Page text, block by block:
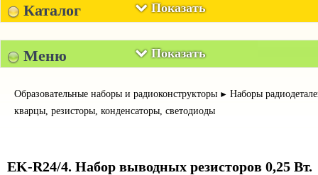
Показать
Каталог
Показать
Меню
Образовательные наборы и радиоконструкторы ► Наборы
кварцы, резисторы, конденсаторы, светодиоды
EK-R24/4. Набор выводных резисторов 0,25 Вт.